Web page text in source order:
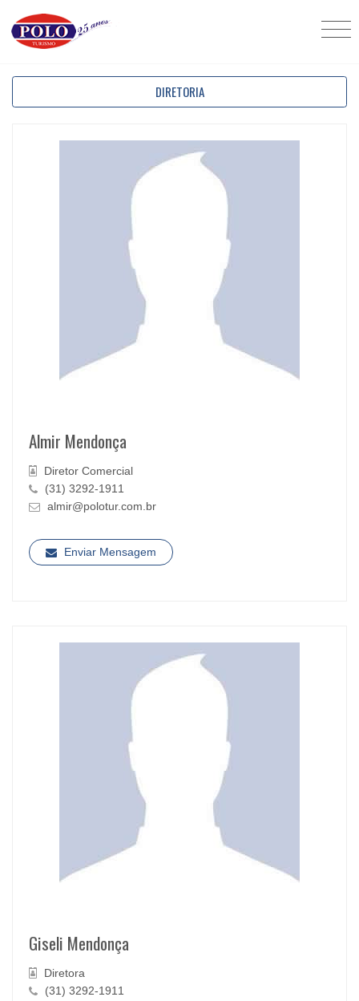
DIRETORIA
Almir Mendonça
Diretor Comercial
(31) 3292-1911
almir@polotur.com.br
Enviar Mensagem
Giseli Mendonça
Diretora
(31) 3292-1911